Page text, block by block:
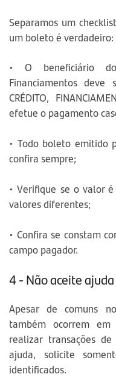
Separamos um
um boleto é verdadeiro:
• O beneficiário
Financiamentos deve
CRÉDITO,
efetue o pagamento
• Todo boleto emitido
confira sempre;
• Verifique se o valor
valores diferentes;
• Confira se constam
campo pagador.
4 - Não aceite
Apesar de comuns
também ocorrem
realizar transações
ajuda, solicite
identificados.